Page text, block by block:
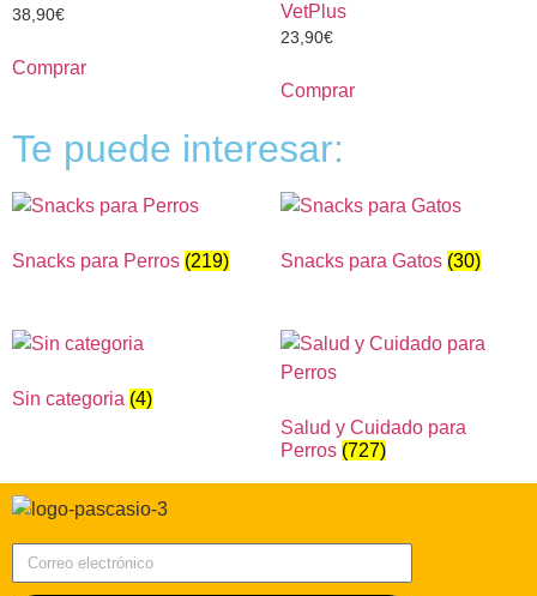
38,90€
Comprar
VetPlus
23,90€
Comprar
Te puede interesar:
Snacks para Perros (219) Snacks para Gatos (30)
Sin categoria (4)
Salud y Cuidado para
Perros (727)